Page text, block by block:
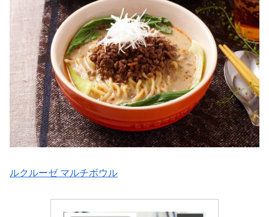
ルクルーゼ マルチボウル